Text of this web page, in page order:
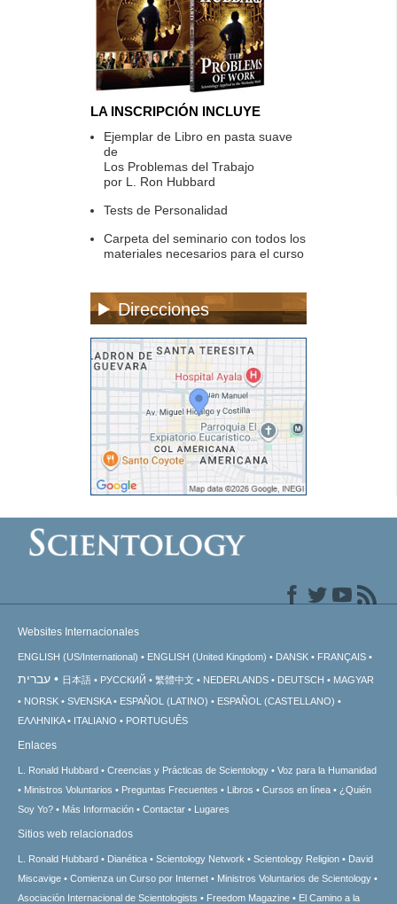
LA INSCRIPCIÓN INCLUYE
Ejemplar de Libro en pasta suave
de
Los Problemas del Trabajo
por L. Ron Hubbard
Tests de Personalidad
Carpeta del seminario con todos los
materiales necesarios para el curso
Direcciones
Websites Internacionales
ENGLISH (US/International) ENGLISH (United Kingdom) DANSK FRANÇAIS
עברית 日本語 РУССКИЙ 繁體中文 NEDERLANDS DEUTSCH
MAGYAR
NORSK
SVENSKA ESPAÑOL (LATINO)
ESPAÑOL (CASTELLANO)
ΕΛΛΗΝΙΚA
ITALIANO PORTUGUÊS
Enlaces
L. Ronald Hubbard Creencias y Prácticas de Scientology
Voz para la Humanidad
Ministros Voluntarios
Preguntas Frecuentes Libros Cursos en línea
¿Quién
Soy Yo?
Más Información Contactar Lugares
Sitios web relacionados
L. Ronald Hubbard Dianética Scientology Network Scientology Religion
David
Miscavige
Comienza un Curso por Internet
Ministros Voluntarios de Scientology
Asociación Internacional de Scientologists
Freedom Magazine El Camino a la